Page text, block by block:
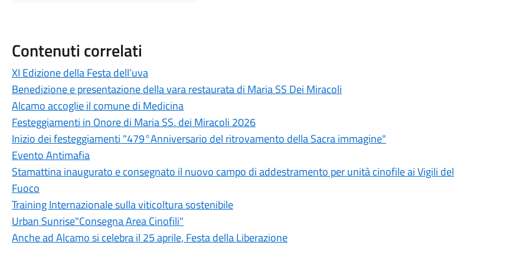
Contenuti correlati
XI Edizione della Festa dell’uva
Benedizione e presentazione della vara restaurata di Maria SS Dei Miracoli
Alcamo accoglie il comune di Medicina
Festeggiamenti in Onore di Maria SS. dei Miracoli 2026
Inizio dei festeggiamenti "479°Anniversario del ritrovamento della Sacra immagine"
Evento Antimafia
Stamattina inaugurato e consegnato il nuovo campo di addestramento per unità cinofile ai Vigili del
Fuoco
Training Internazionale sulla viticoltura sostenibile
Urban Sunrise"Consegna Area Cinofili"
Anche ad Alcamo si celebra il 25 aprile, Festa della Liberazione